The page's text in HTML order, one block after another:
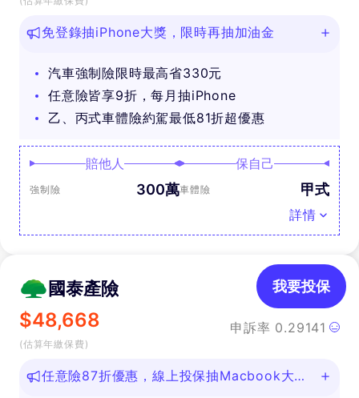
免登錄抽iPhone大獎，限時再抽加油金
汽車強制險限時最高省330元
任意險皆享9折，每月抽iPhone
乙、丙式車體險約駕最低81折超優惠
賠他人
強制險 300萬
保自己
車體險 甲式
詳情
國泰產險
$48,668
(估算年繳保費)
申訴率 0.29141
我要投保
任意險87折優惠，線上投保抽Macbook大